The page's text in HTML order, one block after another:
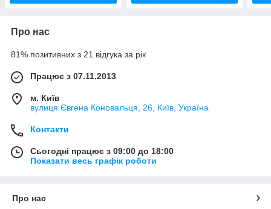
Про нас
81% позитивних з 21 відгука за рік
Працює з 07.11.2013
м. Київ
вулиця Євгена Коновальця, 26, Київ, Україна
Контакти
Сьогодні працює з 09:00 до 18:00
Показати весь графік роботи
Про нас